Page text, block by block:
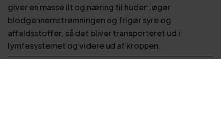
giver en masse ilt og næring til huden, øger
blodgennemstrømningen og frigør syre og
affaldsstoffer, så det bliver transporteret ud i
lymfesystemet og videre ud af kroppen.